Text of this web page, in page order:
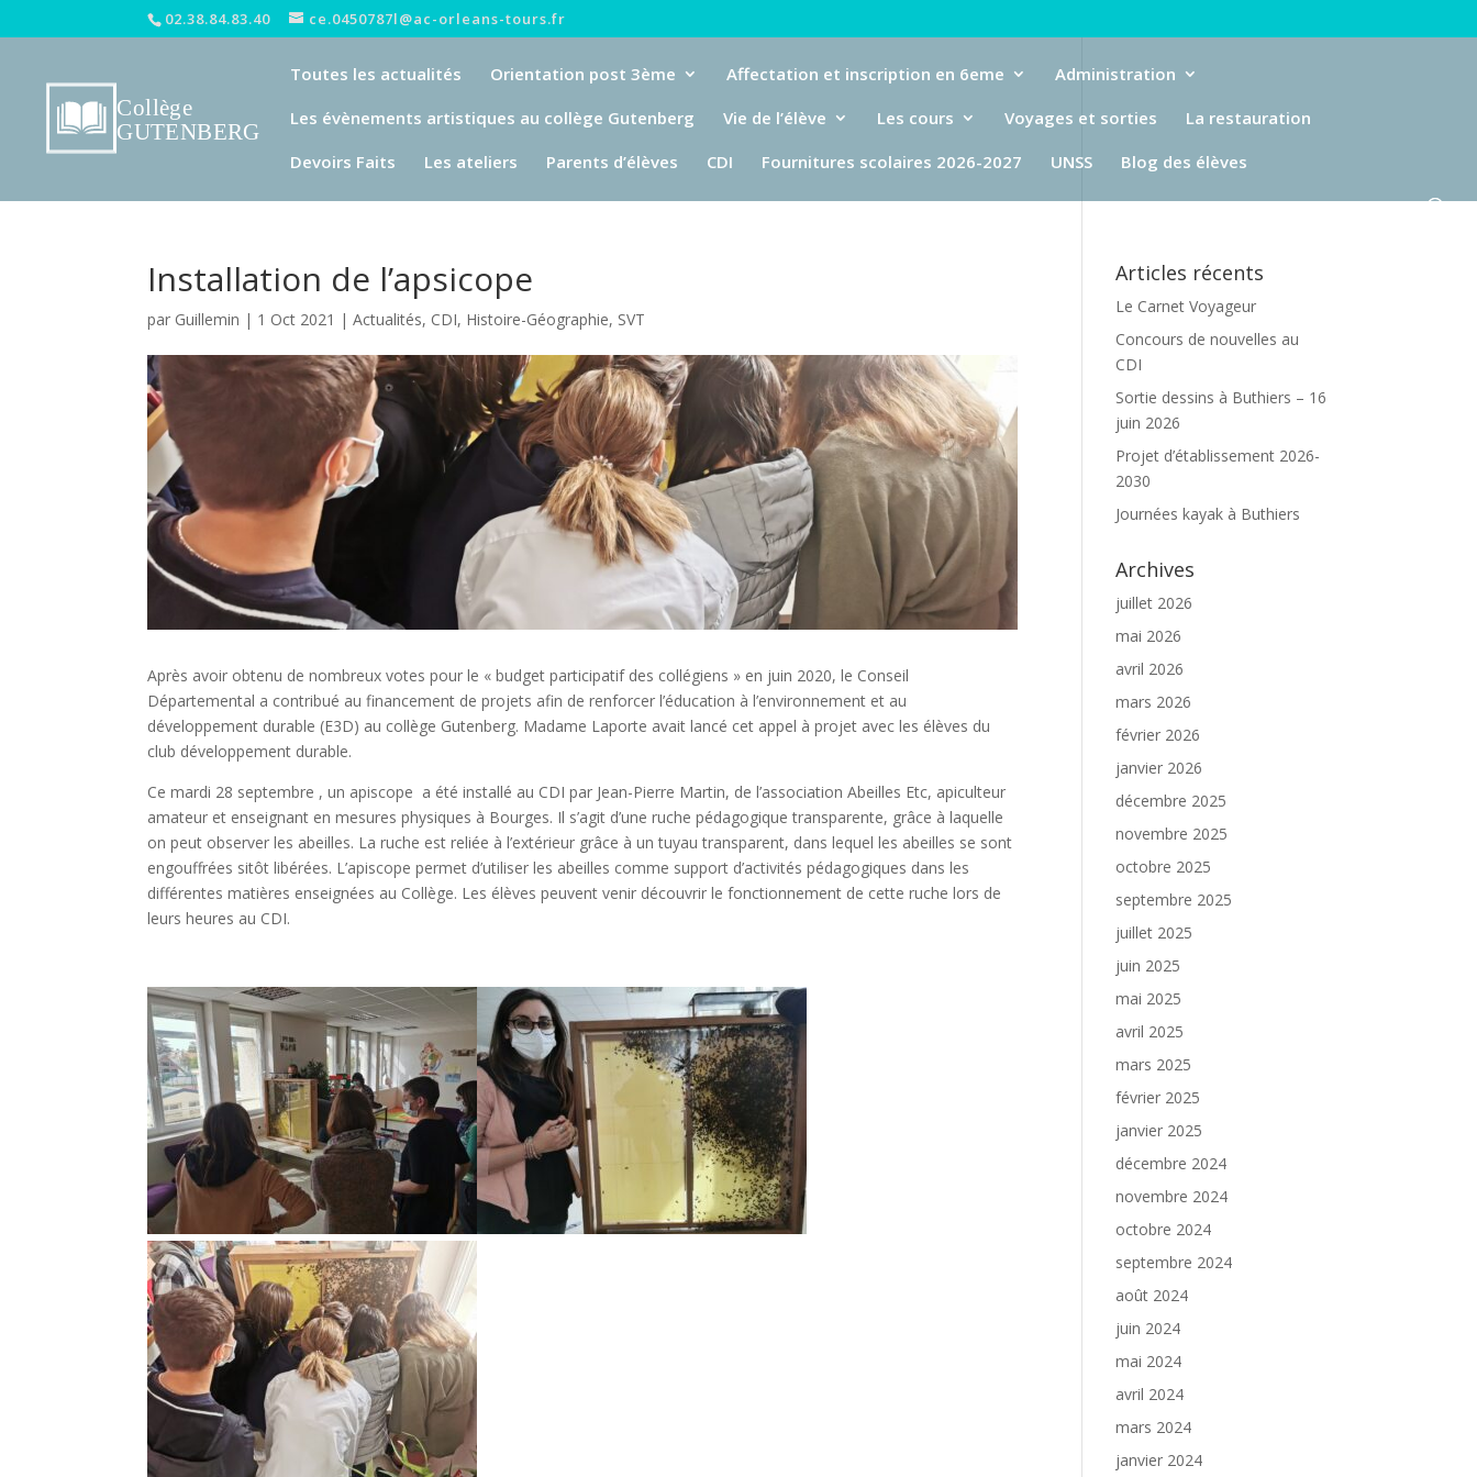
02.38.84.83.40 ce.0450787l@ac-orleans-tours.fr
Toutes les actualités Orientation post 3ème Affectation et inscription en 6eme
Administration
Les évènements artistiques au collège Gutenberg
Vie de l’élève Les cours Voyages et sorties
La restauration
Devoirs Faits
Les ateliers Parents d’élèves CDI Fournitures scolaires 2026-2027 UNSS Blog des élèves
Installation de l’apsicope
par Guillemin | 1 Oct 2021 |Actualités, CDI, Histoire-Géographie, SVT
Après avoir obtenu de nombreux votes pour le « budget participatif des collégiens » en juin 2020, le Conseil
Départemental a contribué au financement de projets afin de renforcer l’éducation à l’environnement et au
développement durable (E3D) au collège Gutenberg. Madame Laporte avait lancé cet appel à projet avec les élèves du
club développement durable.
Ce mardi 28 septembre , un apiscope a été installé au CDI par Jean-Pierre Martin, de l’association Abeilles Etc, apiculteur
amateur et enseignant en mesures physiques à Bourges. Il s’agit d’une ruche pédagogique transparente, grâce à laquelle
on peut observer les abeilles. La ruche est reliée à l’extérieur grâce à un tuyau transparent, dans lequel les abeilles se sont
engouffrées sitôt libérées. L’apiscope permet d’utiliser les abeilles comme support d’activités pédagogiques dans les
différentes matières enseignées au Collège. Les élèves peuvent venir découvrir le fonctionnement de cette ruche lors de
leurs heures au CDI.
Articles récents
Le Carnet Voyageur
Concours de nouvelles au
CDI
Sortie dessins à Buthiers – 16
juin 2026
Projet d’établissement 2026-
2030
Journées kayak à Buthiers
Archives
juillet 2026
mai 2026
avril 2026
mars 2026
février 2026
janvier 2026
décembre 2025
novembre 2025
octobre 2025
septembre 2025
juillet 2025
juin 2025
mai 2025
avril 2025
mars 2025
février 2025
janvier 2025
décembre 2024
novembre 2024
octobre 2024
septembre 2024
août 2024
juin 2024
mai 2024
avril 2024
mars 2024
janvier 2024